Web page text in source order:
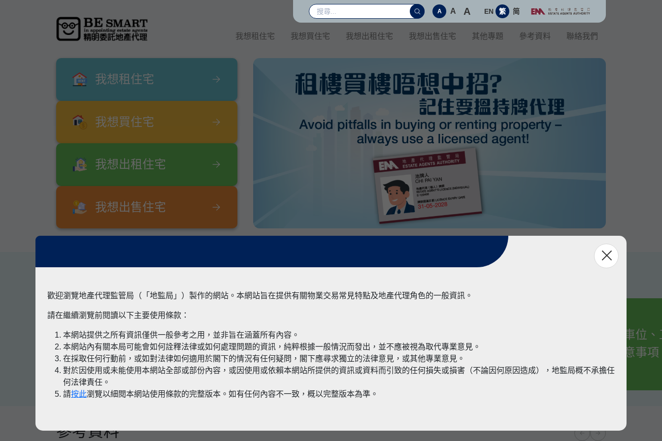
A A A EN 繁 简
我想租住宅 我想買住宅 我想出租住宅 我想出售住宅 其他專題 參考資料 聯絡我們
我想租住宅
我想買住宅
我想出租住宅
我想出售住宅
有關凶宅 有關境外物業
有關車位
的注意事項
參考資料
歡迎瀏覽地產代理監管局（「地監局」）製作的網站。本網站旨在提供有關物業交易常見特點及地產代理角色的一般資訊。
請在繼續瀏覽前閱讀以下主要使用條款：
本網站提供之所有資訊僅供一般參考之用，並非旨在涵蓋所有內容。
本網站內有關本局可能會如何詮釋法律或如何處理問題的資訊，純粹根據一般情況而發出，並不應被視為取代專業意見。
在採取任何行動前，或如對法律如何適用於閣下的情況有任何疑問，閣下應尋求獨立的法律意見，或其他專業意見。
對於因使用或未能使用本網站全部或部份內容，或因使用或依賴本網站所提供的資訊或資料而引致的任何損失或損害（不論因何原因造成），地監局概不承擔任
何法律責任。
請按此瀏覽以細閱本網站使用條款的完整版本。如有任何內容不一致，概以完整版本為準。